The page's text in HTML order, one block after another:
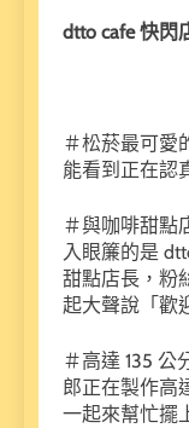
dtto cafe 快閃
＃松菸最可愛
能看到正在認
＃與咖啡甜點
入眼簾的是
甜點店長，粉
起大聲說「歡
＃高達 135 公
郎正在製作高
一起來幫忙擺